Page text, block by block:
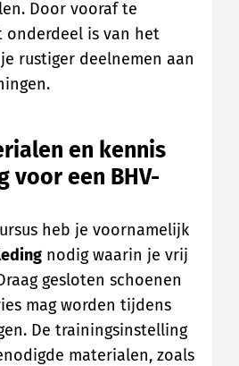
Door vooraf te
onderdeel is van het
rustiger deelnemen aan
en kennis
voor een BHV-
heb je voornamelijk
nodig waarin je vrij
gesloten schoenen
mag worden tijdens
De trainingsinstelling
materialen, zoals